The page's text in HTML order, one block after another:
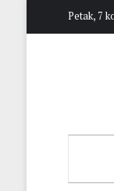
Petak, 7